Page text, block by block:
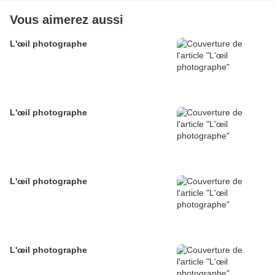
Vous aimerez aussi
L'œil photographe
L'œil photographe
L'œil photographe
L'œil photographe